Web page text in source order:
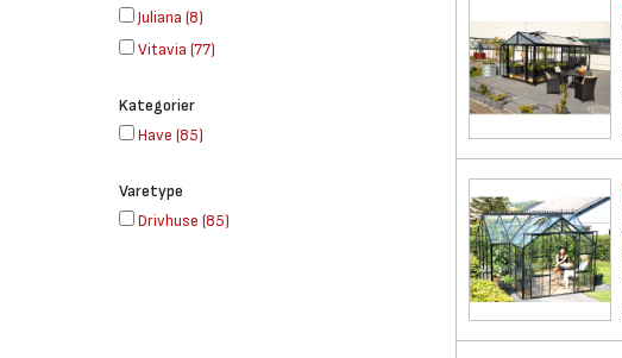
Juliana (8)
Vitavia (77)
Kategorier
Have (85)
Varetype
Drivhuse (85)